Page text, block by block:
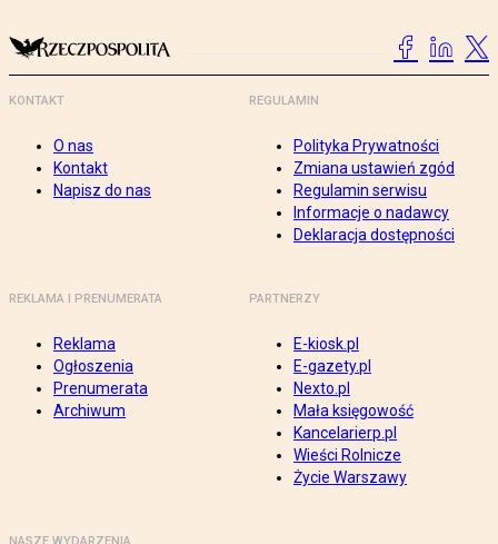
KONTAKT
O nas
Kontakt
Napisz do nas
REGULAMIN
Polityka Prywatności
Zmiana ustawień zgód
Regulamin serwisu
Informacje o nadawcy
Deklaracja dostępności
REKLAMA I PRENUMERATA
Reklama
Ogłoszenia
Prenumerata
Archiwum
PARTNERZY
E-kiosk.pl
E-gazety.pl
Nexto.pl
Mała księgowość
Kancelarierp.pl
Wieści Rolnicze
Życie Warszawy